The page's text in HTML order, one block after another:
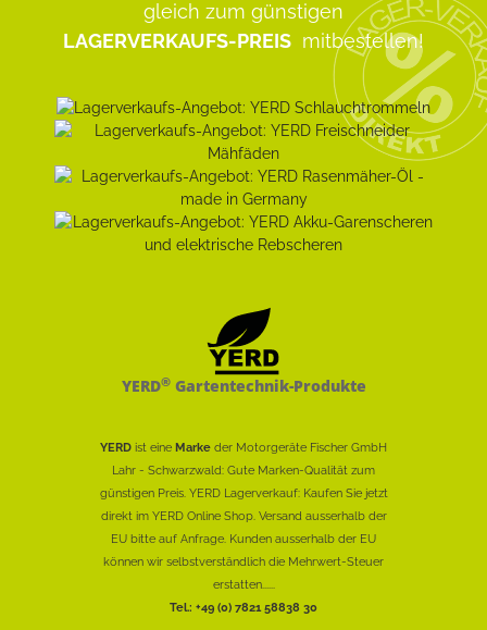
gleich zum günstigen
LAGERVERKAUFS-PREIS mitbestellen!
YERD®Gartentechnik-Produkte
YERD ist eine Marke der Motorgeräte Fischer GmbH
Lahr - Schwarzwald: Gute Marken-Qualität zum
günstigen Preis. YERD Lagerverkauf: Kaufen Sie jetzt
direkt im YERD Online Shop. Versand ausserhalb der
EU bitte auf Anfrage. Kunden ausserhalb der EU
können wir selbstverständlich die Mehrwert-Steuer
erstatten......
Tel.: +49 (0) 7821 58838 30